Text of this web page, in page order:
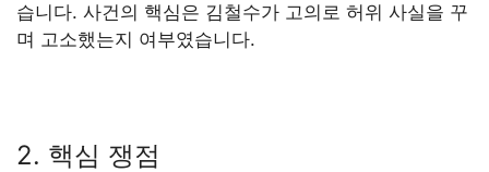
습니다. 사건의 핵심은 김철수가 고의로 허위 사실을 꾸
며 고소했는지 여부였습니다.
2. 핵심 쟁점